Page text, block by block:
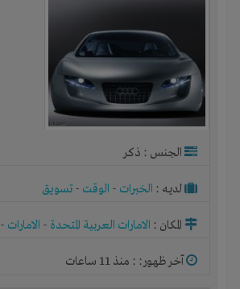
الجنس : ذكر
لديـه : الخبرات - الوقت - تسويق
المكان : الامارات العربية المتحدة - الامارات -
آخر ظهور: : منذ 11 ساعات